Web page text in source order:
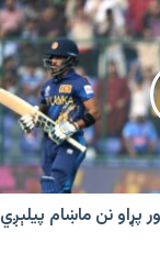
پړاو نن ماښام پیلېږي